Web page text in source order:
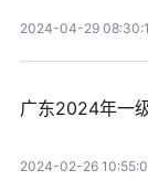
2024-04-29
广东2024年一
2024-02-26